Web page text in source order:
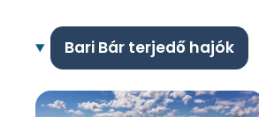
Bari Bár terjedő hajók